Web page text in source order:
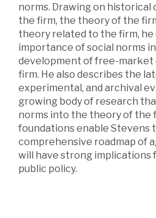
norms. Drawing on
the firm, the theory of the
theory related to the firm,
importance of social norms
development of free-market
firm. He also describes the
experimental, and archival
growing body of research
norms into the theory of the
foundations enable Stevens
comprehensive roadmap of
will have strong implications
public policy.